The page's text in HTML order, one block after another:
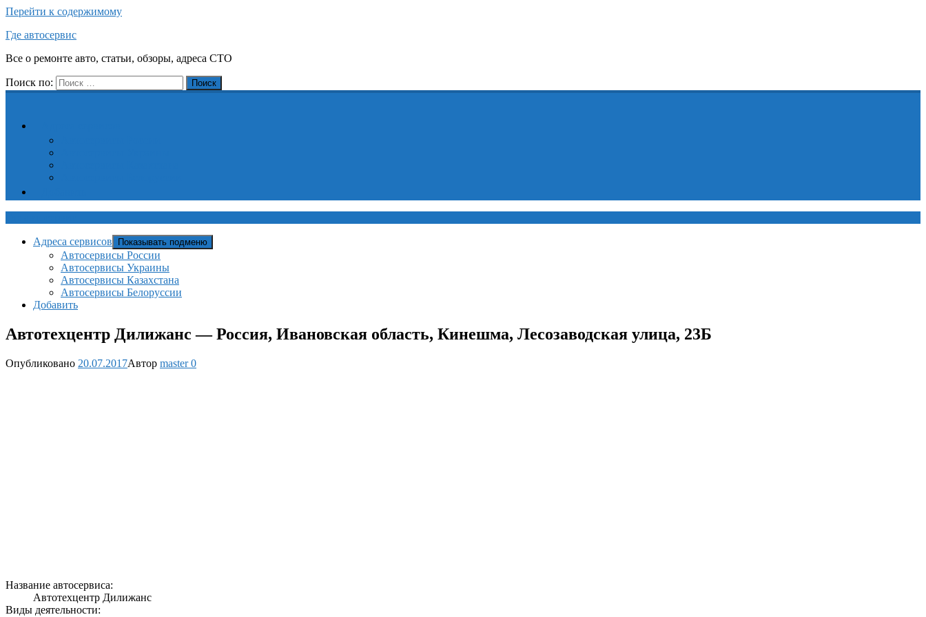
Перейти к содержимому
Где автосервис
Все о ремонте авто, статьи, обзоры, адреса СТО
Поиск по: Поиск
Адреса сервисов Показывать подменю
Автосервисы России
Автосервисы Украины
Автосервисы Казахстана
Автосервисы Белоруссии
Добавить
Автотехцентр Дилижанс — Россия, Ивановская область, Кинешма, Лесозаводская улица, 23Б
Опубликовано 20.07.2017Автор master0
Название автосервиса:
Автотехцентр Дилижанс
Виды деятельности: